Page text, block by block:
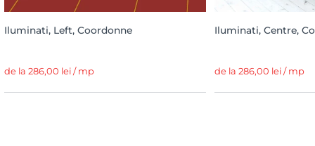
Iluminati, Left, Coordonne
de la 286,00 lei / mp
Iluminati, Centre,
de la 286,00 lei / mp